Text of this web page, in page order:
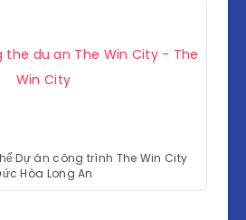
Dự án công trình The Win City
Hòa Long An